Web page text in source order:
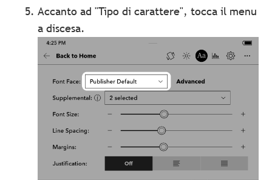
Accanto ad "Tipo di carattere", tocca il menu
a discesa.